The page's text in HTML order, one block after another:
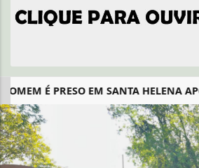
É PRESO EM SANTA HELENA
EM ALTA